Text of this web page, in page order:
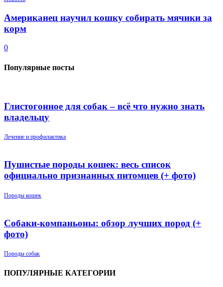
Американец научил кошку собирать мячики за
корм
0
Популярные посты
Глистогонное для собак – всё что нужно знать
владельцу
Лечение и профилактика
Пушистые породы кошек: весь список
официально признанных питомцев (+ фото)
Породы кошек
Собаки-компаньоны: обзор лучших пород (+
фото)
Породы собак
ПОПУЛЯРНЫЕ КАТЕГОРИИ